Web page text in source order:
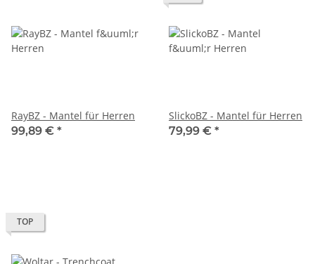
RayBZ - Mantel für Herren
99,89 € *
SlickoBZ - Mantel für Herren
79,99 € *
TOP